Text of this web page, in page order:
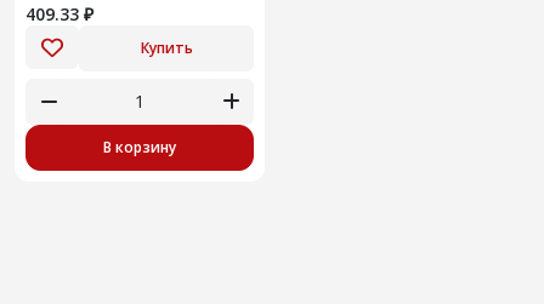
409.33 ₽
Купить
В корзину